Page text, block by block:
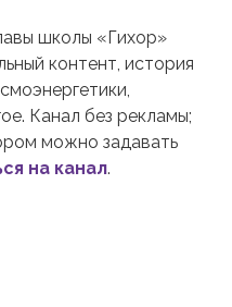
школы «Гихор»
контент, история
Канал без рекламы;
можно задавать
на канал.